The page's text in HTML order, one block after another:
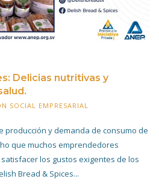
Delicias nutritivas y
SOCIAL EMPRESARIAL
producción y demanda de consumo de
que muchos emprendedores
los gustos exigentes de los
Bread & Spices...